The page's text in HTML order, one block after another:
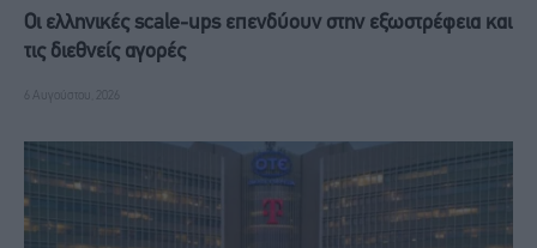
Οι ελληνικές scale-ups επενδύουν στην εξωστρέφεια και
τις διεθνείς αγορές
6 Αυγούστου, 2026